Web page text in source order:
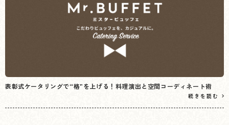
表彰式ケータリングで“格”を上げる！料理演出と空間コーディネート術
続きを読む